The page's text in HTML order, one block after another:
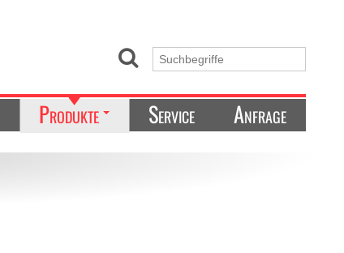
Produkte
Kältetechnik & Ultrafreezer
Service Anfrage